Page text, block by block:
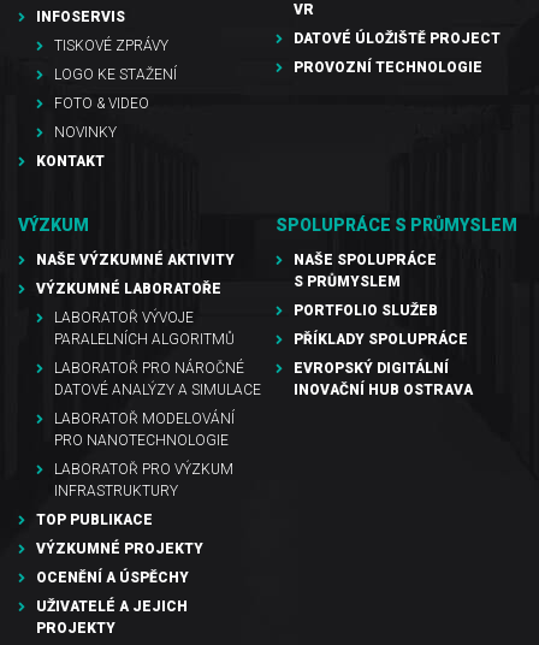
INFOSERVIS
TISKOVÉ ZPRÁVY
LOGO KE STAŽENÍ
FOTO & VIDEO
NOVINKY
KONTAKT
VR
DATOVÉ ÚLOŽIŠTĚ PROJECT
PROVOZNÍ TECHNOLOGIE
VÝZKUM
NAŠE VÝZKUMNÉ AKTIVITY
VÝZKUMNÉ LABORATOŘE
LABORATOŘ VÝVOJE
PARALELNÍCH ALGORITMŮ
LABORATOŘ PRO NÁROČNÉ
DATOVÉ ANALÝZY A SIMULACE
LABORATOŘ MODELOVÁNÍ
PRO NANOTECHNOLOGIE
LABORATOŘ PRO VÝZKUM
INFRASTRUKTURY
TOP PUBLIKACE
VÝZKUMNÉ PROJEKTY
OCENĚNÍ A ÚSPĚCHY
UŽIVATELÉ A JEJICH
PROJEKTY
SPOLUPRÁCE S PRŮMYSLEM
NAŠE SPOLUPRÁCE
S PRŮMYSLEM
PORTFOLIO SLUŽEB
PŘÍKLADY SPOLUPRÁCE
EVROPSKÝ DIGITÁLNÍ
INOVAČNÍ HUB OSTRAVA